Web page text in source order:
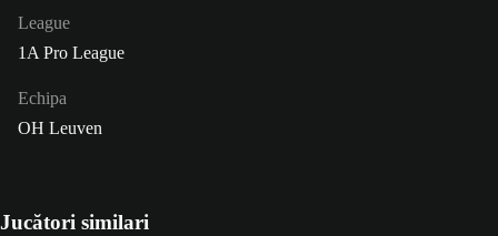
League
1A Pro League
Echipa
OH Leuven
Jucători similari